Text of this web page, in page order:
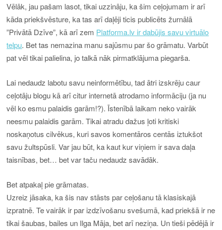
Vēlāk, jau pašam lasot, tikai uzzināju, ka šim ceļojumam ir arī
kāda priekšvēsture, ka tas arī daļēji ticis publicēts žurnālā
”Privātā Dzīve”, kā arī zem Platforma.lv ir dabūjis savu virtuālo
telpu. Bet tas nemazina manu sajūsmu par šo grāmatu. Varbūt
pat vēl tikai palielina, jo talkā nāk pirmatklājuma piegarša.
Lai nedaudz labotu savu neinformētību, tad ātri izskrēju caur
ceļotāju blogu kā arī citur internetā atrodamo informāciju (ja nu
vēl ko esmu palaidis garām!?). Īstenībā laikam neko vairāk
neesmu palaidis garām. Tikai atradu dažus ļoti kritiski
noskaņotus cilvēkus, kuri savos komentāros centās iztukšot
savu žultspūsli. Var jau būt, ka kaut kur viņiem ir sava daļa
taisnības, bet… bet var taču nedaudz savādāk.
Bet atpakaļ pie grāmatas.
Uzreiz jāsaka, ka šis nav stāsts par ceļošanu tā klasiskajā
izpratnē. Te vairāk ir par izdzīvošanu svešumā, kad priekšā ir ne
tikai šaubas, bailes un Ilga Māja, bet arī neziņa. Un tieši pēdējā ir